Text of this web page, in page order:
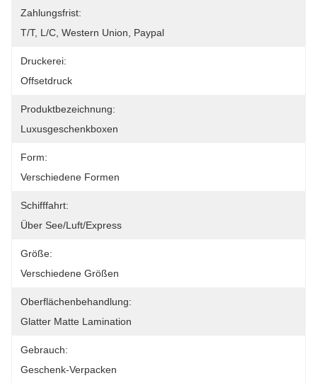
Zahlungsfrist:
T/T, L/C, Western Union, Paypal
Druckerei:
Offsetdruck
Produktbezeichnung:
Luxusgeschenkboxen
Form:
Verschiedene Formen
Schifffahrt:
Über See/Luft/Express
Größe:
Verschiedene Größen
Oberflächenbehandlung:
Glatter Matte Lamination
Gebrauch:
Geschenk-Verpacken